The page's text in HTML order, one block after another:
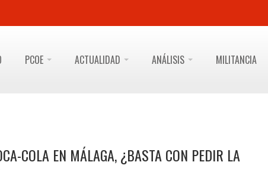
PCOE ACTUALIDAD ANÁLISIS MILITANCIA
COLA EN MÁLAGA, ¿BASTA CON PEDIR LA